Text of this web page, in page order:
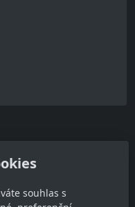
souhlas s